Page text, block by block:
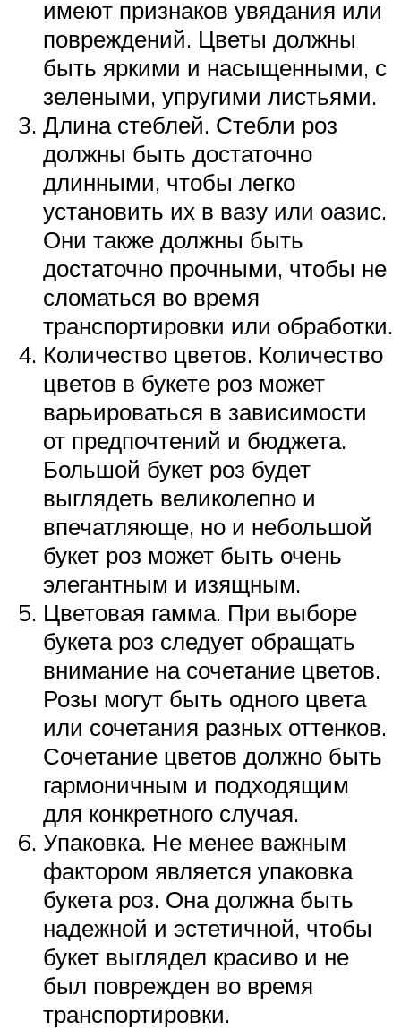
имеют признаков увядания или
повреждений. Цветы должны
быть яркими и насыщенными, с
зелеными, упругими листьями.
Длина стеблей. Стебли роз
должны быть достаточно
длинными, чтобы легко
установить их в вазу или оазис.
Они также должны быть
достаточно прочными, чтобы не
сломаться во время
транспортировки или обработки.
Количество цветов. Количество
цветов в букете роз может
варьироваться в зависимости
от предпочтений и бюджета.
Большой букет роз будет
выглядеть великолепно и
впечатляюще, но и небольшой
букет роз может быть очень
элегантным и изящным.
Цветовая гамма. При выборе
букета роз следует обращать
внимание на сочетание цветов.
Розы могут быть одного цвета
или сочетания разных оттенков.
Сочетание цветов должно быть
гармоничным и подходящим
для конкретного случая.
Упаковка. Не менее важным
фактором является упаковка
букета роз. Она должна быть
надежной и эстетичной, чтобы
букет выглядел красиво и не
был поврежден во время
транспортировки.